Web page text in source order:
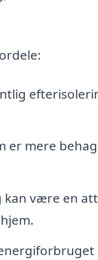
er mere
kan være en